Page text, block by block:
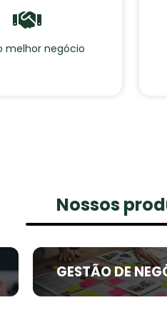
melhor negócio
Nossos
GESTÃO DE